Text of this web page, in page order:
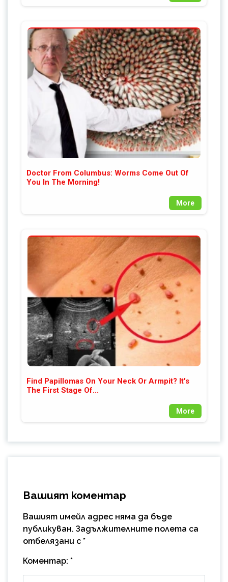
Doctor From Columbus: Worms Come Out Of
You In The Morning!
More
Find Papillomas On Your Neck Or Armpit? It's
The First Stage Of...
More
Вашият коментар
Вашият имейл адрес няма да бъде
публикуван. Задължителните полета са
отбелязани с *
Коментар: *